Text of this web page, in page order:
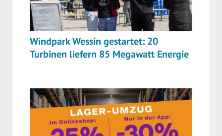
Windpark Wessin gestartet: 20
Turbinen liefern 85 Megawatt Energie